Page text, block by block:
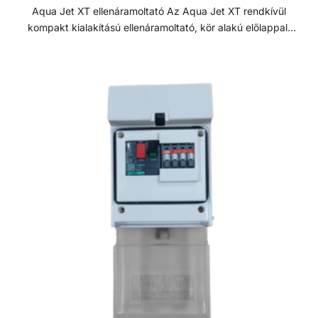
Aqua Jet XT ellenáramoltató Az Aqua Jet XT rendkívül
kompakt kialakítású ellenáramoltató, kör alakú előlappal.
élménnyel vagy hullámfürdővel egészíti ki. Letisztult forma,
Univerzális beépítő elem fóliás és betonos medencékhez.
Csomag tartalma: - szivattyú - beépítő elem -
ellenáramoltató berendezés, különösen kis méretű
áramlással szemben, gyakorlatilag egyhelyben teszi
lehetővé használója számára a természetes és a
hosszútávú úszás élményét. Nagy előnye, hogy az úszás
teljesítményű ellenáramoltató létezik, így a vásárlás előtt
mindenképp érdemes felmérni a felhasználói igényeket.